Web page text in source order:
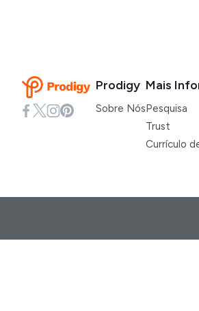
Prodigy
Sobre Nós
Mais
Pesquisa
Trust
Currículo